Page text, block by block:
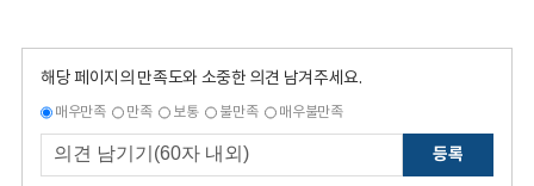
해당 페이지의 만족도와 소중한 의견 남겨주세요.
매우만족 만족 보통 불만족 매우불만족
등록